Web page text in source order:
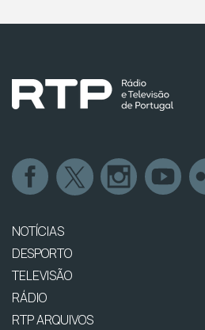
NOTÍCIAS
DESPORTO
TELEVISÃO
RÁDIO
RTP ARQUIVOS